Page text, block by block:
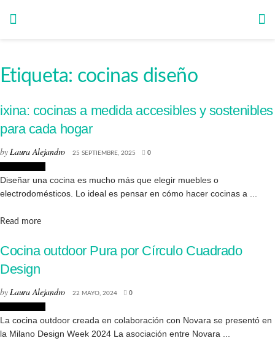
Etiqueta: cocinas diseño
ixina: cocinas a medida accesibles y sostenibles
para cada hogar
byLaura Alejandro 25 SEPTIEMBRE, 2025 0
Diseñar una cocina es mucho más que elegir muebles o
electrodomésticos. Lo ideal es pensar en cómo hacer cocinas a ...
Read moreDetails
Cocina outdoor Pura por Círculo Cuadrado
Design
byLaura Alejandro 22 MAYO, 2024 0
La cocina outdoor creada en colaboración con Novara se presentó en
la Milano Design Week 2024 La asociación entre Novara ...